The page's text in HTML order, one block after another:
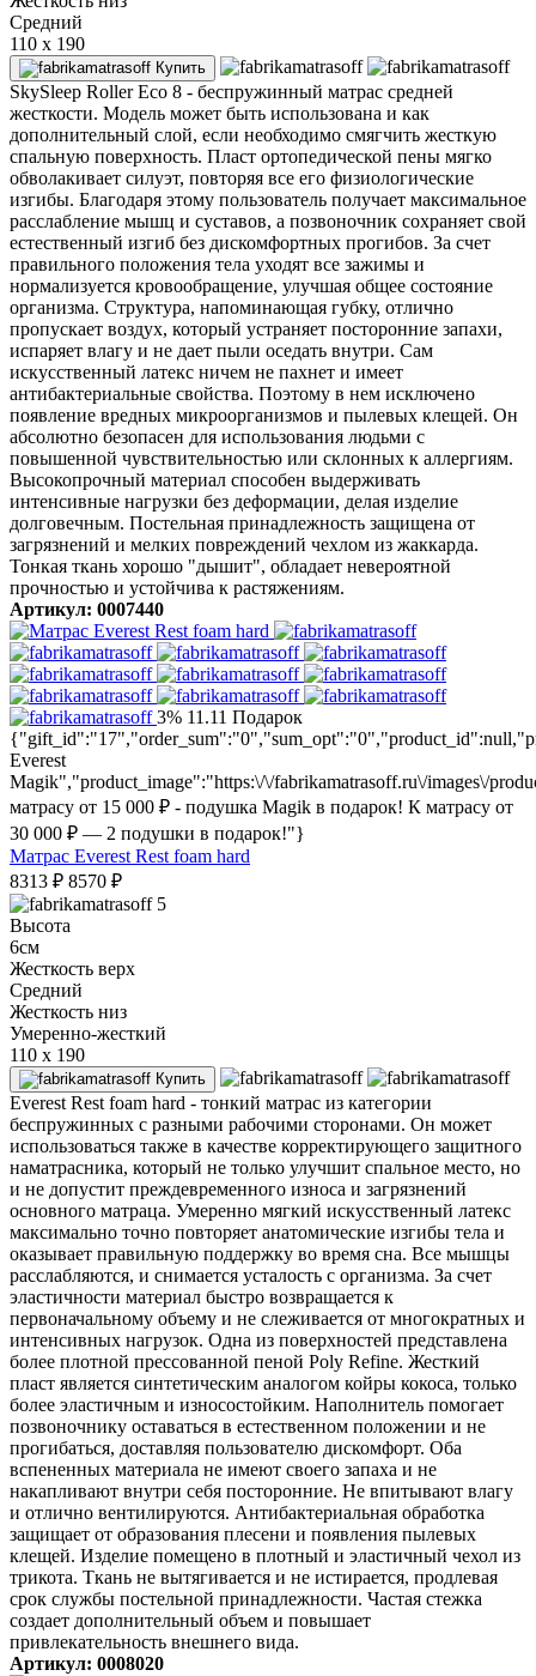
Средний
110 x 190
Купить
SkySleep Roller Eco 8 - беспружинный матрас средней
жесткости. Модель может быть использована и как
дополнительный слой, если необходимо смягчить жесткую
спальную поверхность. Пласт ортопедической пены мягко
обволакивает силуэт, повторяя все его физиологические
изгибы. Благодаря этому пользователь получает максимальное
расслабление мышц и суставов, а позвоночник сохраняет свой
естественный изгиб без дискомфортных прогибов. За счет
правильного положения тела уходят все зажимы и
нормализуется кровообращение, улучшая общее состояние
организма. Структура, напоминающая губку, отлично
пропускает воздух, который устраняет посторонние запахи,
испаряет влагу и не дает пыли оседать внутри. Сам
искусственный латекс ничем не пахнет и имеет
антибактериальные свойства. Поэтому в нем исключено
появление вредных микроорганизмов и пылевых клещей. Он
абсолютно безопасен для использования людьми с
повышенной чувствительностью или склонных к аллергиям.
Высокопрочный материал способен выдерживать
интенсивные нагрузки без деформации, делая изделие
долговечным. Постельная принадлежность защищена от
загрязнений и мелких повреждений чехлом из жаккарда.
Тонкая ткань хорошо "дышит", обладает невероятной
прочностью и устойчива к растяжениям.
Артикул: 0007440
3% 11.11 Подарок
Everest
Magik","product_image":"https:\/\/fabrikamatrasoff.ru\/images\/
матрасу от 15 000 ₽ - подушка Magik в подарок! К матрасу от
30 000 ₽ — 2 подушки в подарок!"}
Матрас Everest Rest foam hard
8313 ₽ 8570 ₽
5
Высота
6см
Жесткость верх
Средний
Жесткость низ
Умеренно-жесткий
110 x 190
Купить
Everest Rest foam hard - тонкий матрас из категории
беспружинных с разными рабочими сторонами. Он может
использоваться также в качестве корректирующего защитного
наматрасника, который не только улучшит спальное место, но
и не допустит преждевременного износа и загрязнений
основного матраца. Умеренно мягкий искусственный латекс
максимально точно повторяет анатомические изгибы тела и
оказывает правильную поддержку во время сна. Все мышцы
расслабляются, и снимается усталость с организма. За счет
эластичности материал быстро возвращается к
первоначальному объему и не слеживается от многократных и
интенсивных нагрузок. Одна из поверхностей представлена
более плотной прессованной пеной Poly Refine. Жесткий
пласт является синтетическим аналогом койры кокоса, только
более эластичным и износостойким. Наполнитель помогает
позвоночнику оставаться в естественном положении и не
прогибаться, доставляя пользователю дискомфорт. Оба
вспененных материала не имеют своего запаха и не
накапливают внутри себя посторонние. Не впитывают влагу
и отлично вентилируются. Антибактериальная обработка
защищает от образования плесени и появления пылевых
клещей. Изделие помещено в плотный и эластичный чехол из
трикота. Ткань не вытягивается и не истирается, продлевая
срок службы постельной принадлежности. Частая стежка
создает дополнительный объем и повышает
привлекательность внешнего вида.
Артикул: 0008020